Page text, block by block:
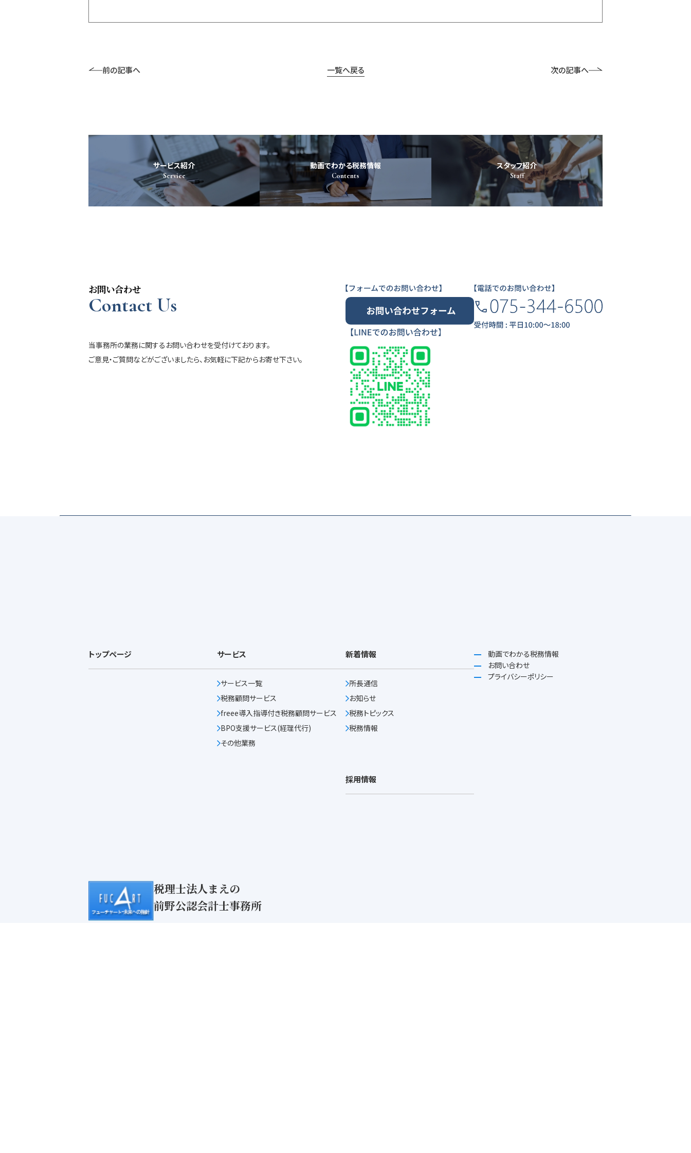
前の記事へ 一覧へ戻る 次の記事へ
サービス紹介
Service
動画でわかる税務情報
Contents
スタッフ紹介
Staff
お問い合わせ
Contact Us
当事務所の業務に関するお問い合わせを受付けております。
ご意見・ご質問などがございましたら、お気軽に下記からお寄せ下さい。
トップページ サービス
サービス一覧
税務顧問サービス
freee導入指導付き税務顧問サービス
BPO支援サービス(経理代行)
その他業務
新着情報
所長通信
お知らせ
税務トピックス
税務情報
採用情報
動画でわかる税務情報
お問い合わせ
プライバシーポリシー
税理士法人まえの
前野公認会計士事務所